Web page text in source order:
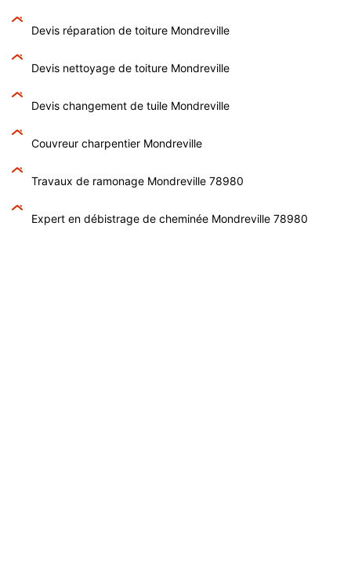
Devis réparation de toiture Mondreville
Devis nettoyage de toiture Mondreville
Devis changement de tuile Mondreville
Couvreur charpentier Mondreville
Travaux de ramonage Mondreville 78980
Expert en débistrage de cheminée Mondreville 78980